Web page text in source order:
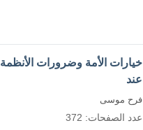
خيارات الأمة وضرورات الأنظمة
عند
فرح موسى
عدد الصفحات: 372